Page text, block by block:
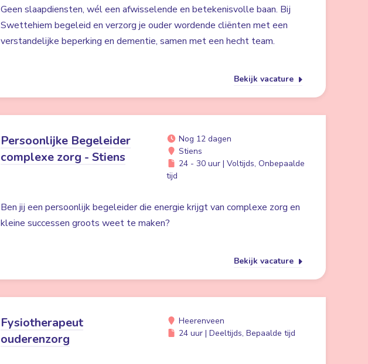
Geen slaapdiensten, wél een afwisselende en betekenisvolle baan. Bij
Swettehiem begeleid en verzorg je ouder wordende cliënten met een
verstandelijke beperking en dementie, samen met een hecht team.
Bekijk vacature
Persoonlijke Begeleider
complexe zorg - Stiens
Nog 12 dagen
Stiens
24 - 30 uur | Voltijds, Onbepaalde
tijd
Ben jij een persoonlijk begeleider die energie krijgt van complexe zorg en
kleine successen groots weet te maken?
Bekijk vacature
Fysiotherapeut
ouderenzorg
Heerenveen
24 uur | Deeltijds, Bepaalde tijd